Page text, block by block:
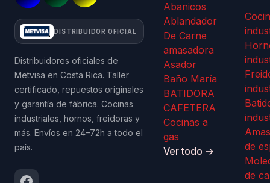
DISTRIBUIDOR OFICIAL
Distribuidores oficiales de
Metvisa en Costa Rica. Taller
certificado, repuestos originales
y garantía de fábrica. Cocinas
industriales, hornos, freidoras y
más. Envíos en 24–72h a todo el
país.
Abanicos
Ablandador
De Carne
amasadora
Asador
Baño María
BATIDORA
CAFETERA
Cocinas a
gas
Ver todo →
de
de